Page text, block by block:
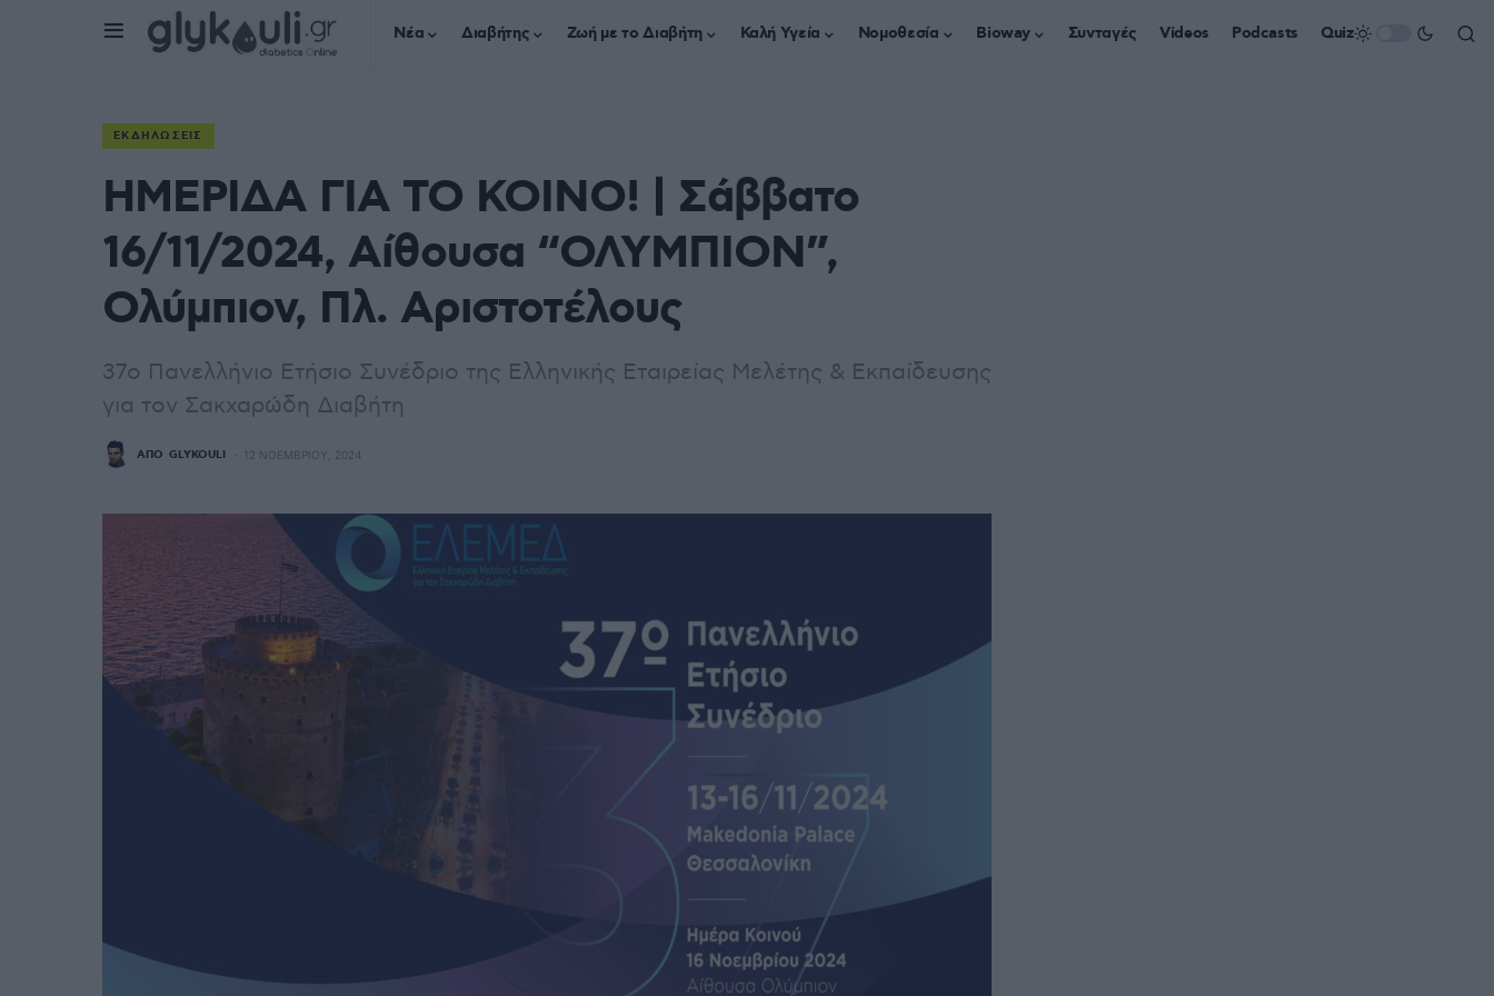
Νέα Διαβήτης Ζωή με το Διαβήτη Καλή Υγεία Νομοθεσία Bioway Συνταγές Videos Podcasts Quiz
ΕΚΔΗΛΏΣΕΙΣ
ΗΜΕΡΙΔΑ ΓΙΑ ΤΟ ΚΟΙΝΟ! | Σάββατο
16/11/2024, Αίθουσα “ΟΛΥΜΠΙΟΝ”,
Ολύμπιον, Πλ. Αριστοτέλους
37o Πανελλήνιο Ετήσιο Συνέδριο της Ελληνικής Εταιρείας Μελέτης & Εκπαίδευσης
για τον Σακχαρώδη Διαβήτη
ΑΠΌ GLYKOULI 12 ΝΟΕΜΒΡΊΟΥ, 2024